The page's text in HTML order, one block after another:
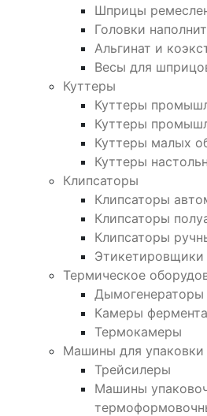
Шприцы
Головки
Альгинат и
Весы для
Куттеры
Куттеры
Куттеры
Куттеры малых
Куттеры
Клипсаторы
Клипсаторы
Клипсаторы
Клипсаторы
Этикетировщики
Термическое
Дымогенераторы
Камеры
Термокамеры
Машины для упаковки
Трейсилеры
Машины